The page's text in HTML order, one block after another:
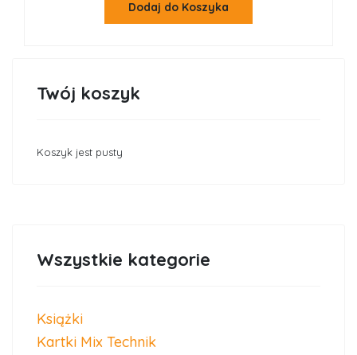
Dodaj do Koszyka
Twój koszyk
Koszyk jest pusty
Wszystkie kategorie
Książki
Kartki Mix Technik